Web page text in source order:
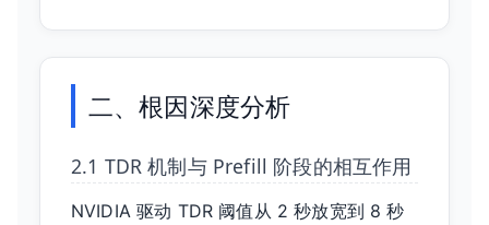
二、根因深度分析
2.1 TDR 机制与 Prefill 阶段的相互作用
NVIDIA 驱动 TDR 阈值从 2 秒放宽到 8 秒